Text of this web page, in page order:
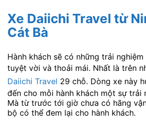
Xe Daiichi Travel từ
Cát Bà
Hành khách sẽ có những trải
tuyệt vời và thoải mái. Nhất là trên
Daiichi Travel 29 chỗ. Dòng xe này
đến cho mỗi hành khách một sự trải
Mà từ trước tới giờ chưa có hãng
bộ có thể đem lại cho hành khách.